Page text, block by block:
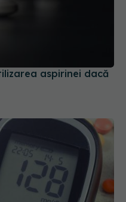
aspirinei dacă